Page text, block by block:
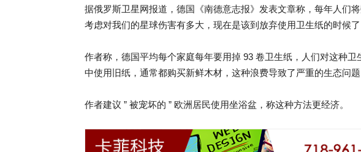
据俄罗斯卫星网报道，德国《南德意志报》发表文章称，每年人们
考虑对我们的星球伤害有多大，现在是该到放弃使用卫生纸的时候了
作者称，德国平均每个家庭每年要用掉 93 卷卫生纸，人们对这种
中使用旧纸，通常都购买新鲜木材，这种浪费导致了严重的生态问题
作者建议 ” 被宠坏的 ” 欧洲居民使用坐浴盆，称这种方法更经济。